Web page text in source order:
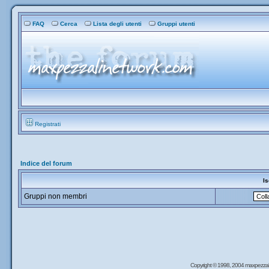
FAQ Cerca Lista degli utenti Gruppi utenti
Registrati
Indice del forum
Gruppi non membri
Copyright © 1998, 2004